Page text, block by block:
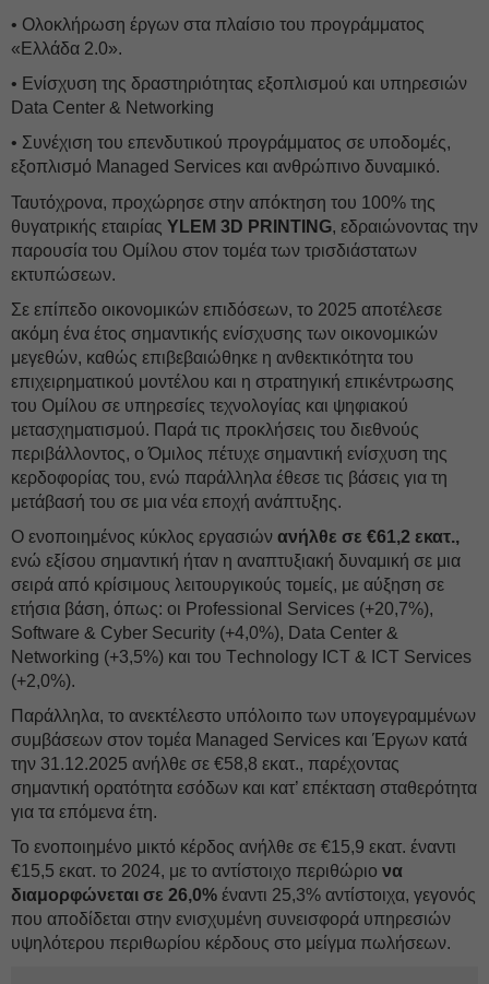
• Ολοκλήρωση έργων στα πλαίσιο του προγράμματος
«Ελλάδα 2.0».
• Ενίσχυση της δραστηριότητας εξοπλισμού και υπηρεσιών
Data Center & Networking
• Συνέχιση του επενδυτικού προγράμματος σε υποδομές,
εξοπλισμό Managed Services και ανθρώπινο δυναμικό.
Ταυτόχρονα, προχώρησε στην απόκτηση του 100% της
θυγατρικής εταιρίας YLEM 3D PRINTING, εδραιώνοντας την
παρουσία του Ομίλου στον τομέα των τρισδιάστατων
εκτυπώσεων.
Σε επίπεδο οικονομικών επιδόσεων, το 2025 αποτέλεσε
ακόμη ένα έτος σημαντικής ενίσχυσης των οικονομικών
μεγεθών, καθώς επιβεβαιώθηκε η ανθεκτικότητα του
επιχειρηματικού μοντέλου και η στρατηγική επικέντρωσης
του Ομίλου σε υπηρεσίες τεχνολογίας και ψηφιακού
μετασχηματισμού. Παρά τις προκλήσεις του διεθνούς
περιβάλλοντος, ο Όμιλος πέτυχε σημαντική ενίσχυση της
κερδοφορίας του, ενώ παράλληλα έθεσε τις βάσεις για τη
μετάβασή του σε μια νέα εποχή ανάπτυξης.
Ο ενοποιημένος κύκλος εργασιών ανήλθε σε €61,2 εκατ.,
ενώ εξίσου σημαντική ήταν η αναπτυξιακή δυναμική σε μια
σειρά από κρίσιμους λειτουργικούς τομείς, με αύξηση σε
ετήσια βάση, όπως: οι Professional Services (+20,7%),
Software & Cyber Security (+4,0%), Data Center &
Networking (+3,5%) και του Τechnology ICT & ICT Services
(+2,0%).
Παράλληλα, το ανεκτέλεστο υπόλοιπο των υπογεγραμμένων
συμβάσεων στον τομέα Managed Services και Έργων κατά
την 31.12.2025 ανήλθε σε €58,8 εκατ., παρέχοντας
σημαντική ορατότητα εσόδων και κατ’ επέκταση σταθερότητα
για τα επόμενα έτη.
Το ενοποιημένο μικτό κέρδος ανήλθε σε €15,9 εκατ. έναντι
€15,5 εκατ. το 2024, με το αντίστοιχο περιθώριο να
διαμορφώνεται σε 26,0% έναντι 25,3% αντίστοιχα, γεγονός
που αποδίδεται στην ενισχυμένη συνεισφορά υπηρεσιών
υψηλότερου περιθωρίου κέρδους στο μείγμα πωλήσεων.